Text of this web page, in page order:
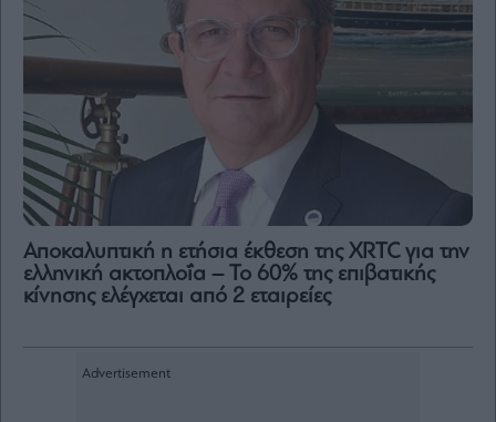
Αποκαλυπτική η ετήσια έκθεση της XRTC για την
ελληνική ακτοπλοΐα – Το 60% της επιβατικής
κίνησης ελέγχεται από 2 εταιρείες